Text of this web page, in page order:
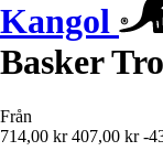
Kangol
Basker
Från
714,00 kr 407,00 kr -